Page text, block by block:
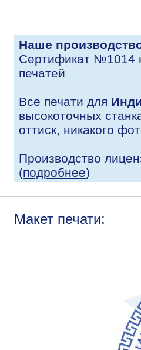
Наше
Сертификат №1014
печатей
Все печати для
высокоточных
оттиск, никакого
Производство
(подробнее)
Макет печати: